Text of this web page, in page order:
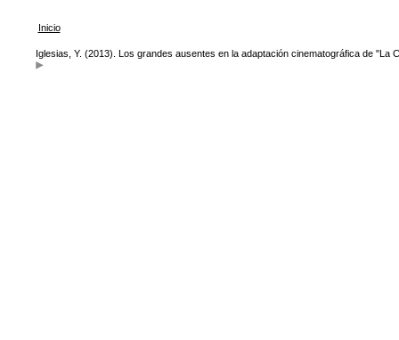
Inicio
Iglesias, Y. (2013). Los grandes ausentes en la adaptación cinematográfica de "La